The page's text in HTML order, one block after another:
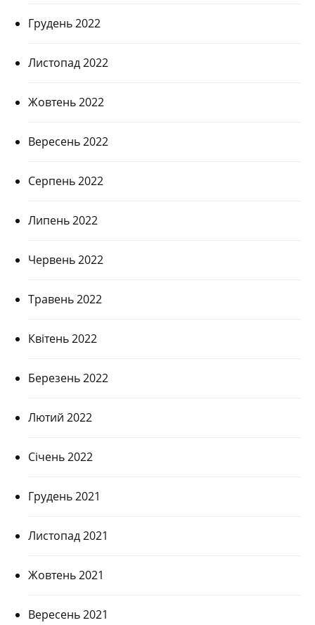
Грудень 2022
Листопад 2022
Жовтень 2022
Вересень 2022
Серпень 2022
Липень 2022
Червень 2022
Травень 2022
Квітень 2022
Березень 2022
Лютий 2022
Січень 2022
Грудень 2021
Листопад 2021
Жовтень 2021
Вересень 2021